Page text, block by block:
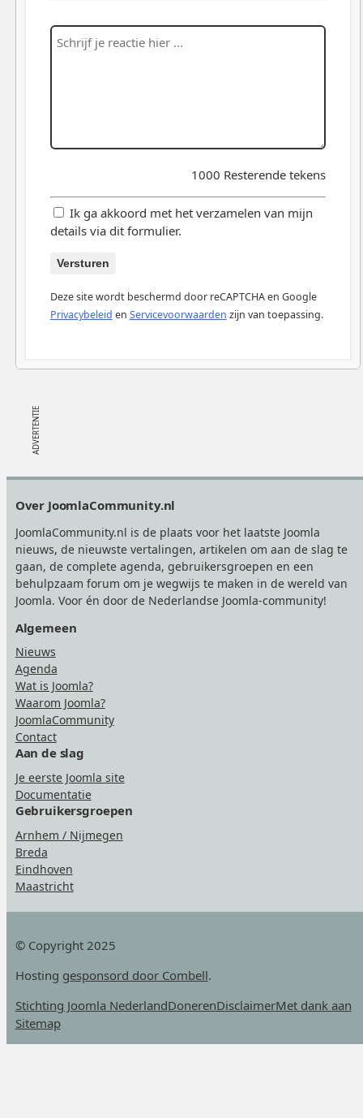
1000 Resterende tekens
Ik ga akkoord met het verzamelen van mijn
details via dit formulier.
Versturen
Deze site wordt beschermd door reCAPTCHA en Google
Privacybeleid en Servicevoorwaarden zijn van toepassing.
Over JoomlaCommunity.nl
JoomlaCommunity.nl is de plaats voor het laatste Joomla
nieuws, de nieuwste vertalingen, artikelen om aan de slag te
gaan, de complete agenda, gebruikersgroepen en een
behulpzaam forum om je wegwijs te maken in de wereld van
Joomla. Voor én door de Nederlandse Joomla-community!
Algemeen
Nieuws
Agenda
Wat is Joomla?
Waarom Joomla?
JoomlaCommunity
Contact
Aan de slag
Je eerste Joomla site
Documentatie
Gebruikersgroepen
Arnhem / Nijmegen
Breda
Eindhoven
Maastricht
© Copyright 2025
Hosting gesponsord door Combell.
Stichting Joomla NederlandDonerenDisclaimerMet dank aan
Sitemap